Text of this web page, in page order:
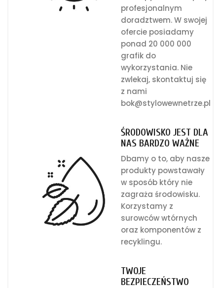
profesjonalnym
doradztwem. W swojej
ofercie posiadamy
ponad 20 000 000
grafik do
wykorzystania. Nie
zwlekaj, skontaktuj się
z nami
bok@stylowewnetrze.pl
ŚRODOWISKO JEST DLA
NAS BARDZO WAŻNE
Dbamy o to, aby nasze
produkty powstawały
w sposób który nie
zagraża środowisku.
Korzystamy z
surowców wtórnych
oraz komponentów z
recyklingu.
TWOJE
BEZPIECZEŃSTWO